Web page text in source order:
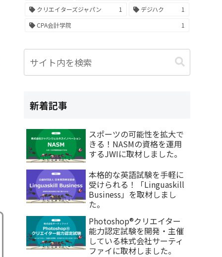
クリエイターズジャパン
1 デジハク
1
CPA会計学院
1
新着記事
スポーツの可能性を拡大で
きる！NASMの資格を運用
するJWIに取材しました。
本格的な英語試験を手軽に
受けられる！「Linguaskill
Business」を取材しまし
た。
Photoshop®クリエイター
能力認定試験を開発・主催
している株式会社サーティ
ファイに取材しました。